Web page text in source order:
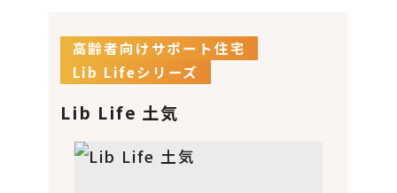
高齢者向けサポート住宅
Lib Lifeシリーズ
Lib Life 土気